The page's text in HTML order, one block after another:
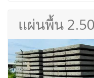
แผ่นพื้น